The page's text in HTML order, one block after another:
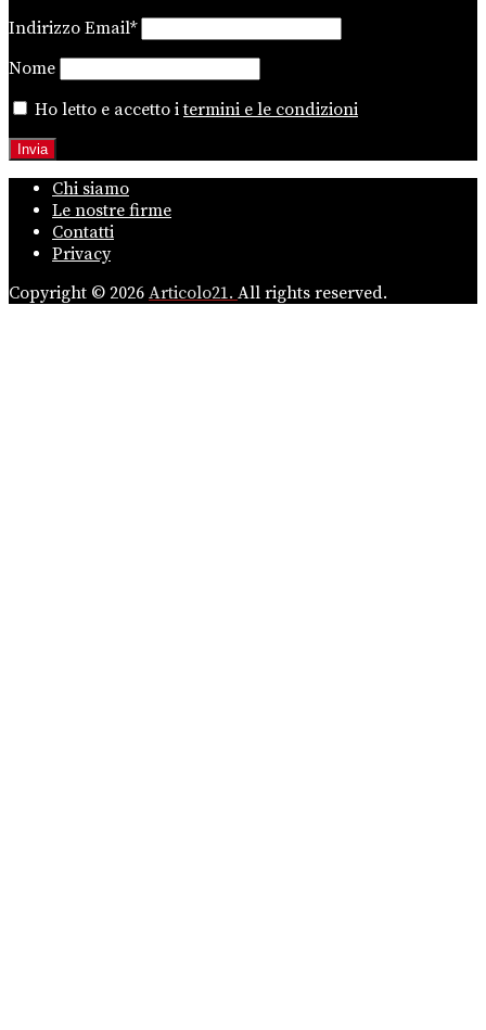
Indirizzo Email*
Nome
Ho letto e accetto itermini e le condizioni
Chi siamo
Le nostre firme
Contatti
Privacy
Copyright © 2026 Articolo21. All rights reserved.